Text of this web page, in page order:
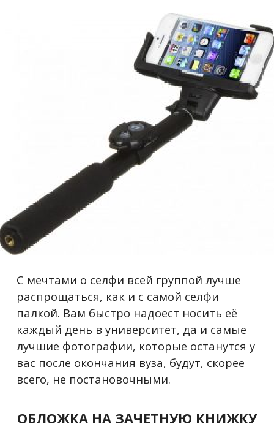
С мечтами о селфи всей группой лучше
распрощаться, как и с самой селфи
палкой. Вам быстро надоест носить её
каждый день в университет, да и самые
лучшие фотографии, которые останутся у
вас после окончания вуза, будут, скорее
всего, не постановочными.
ОБЛОЖКА НА ЗАЧЕТНУЮ КНИЖКУ